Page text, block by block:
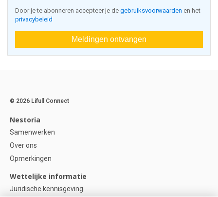
Door je te abonneren accepteer je de gebruiksvoorwaarden en het
privacybeleid
Meldingen ontvangen
© 2026 Lifull Connect
Nestoria
Samenwerken
Over ons
Opmerkingen
Wettelijke informatie
Juridische kennisgeving